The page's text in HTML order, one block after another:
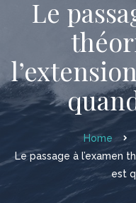
Le
Home
Le passage à l’examen
est